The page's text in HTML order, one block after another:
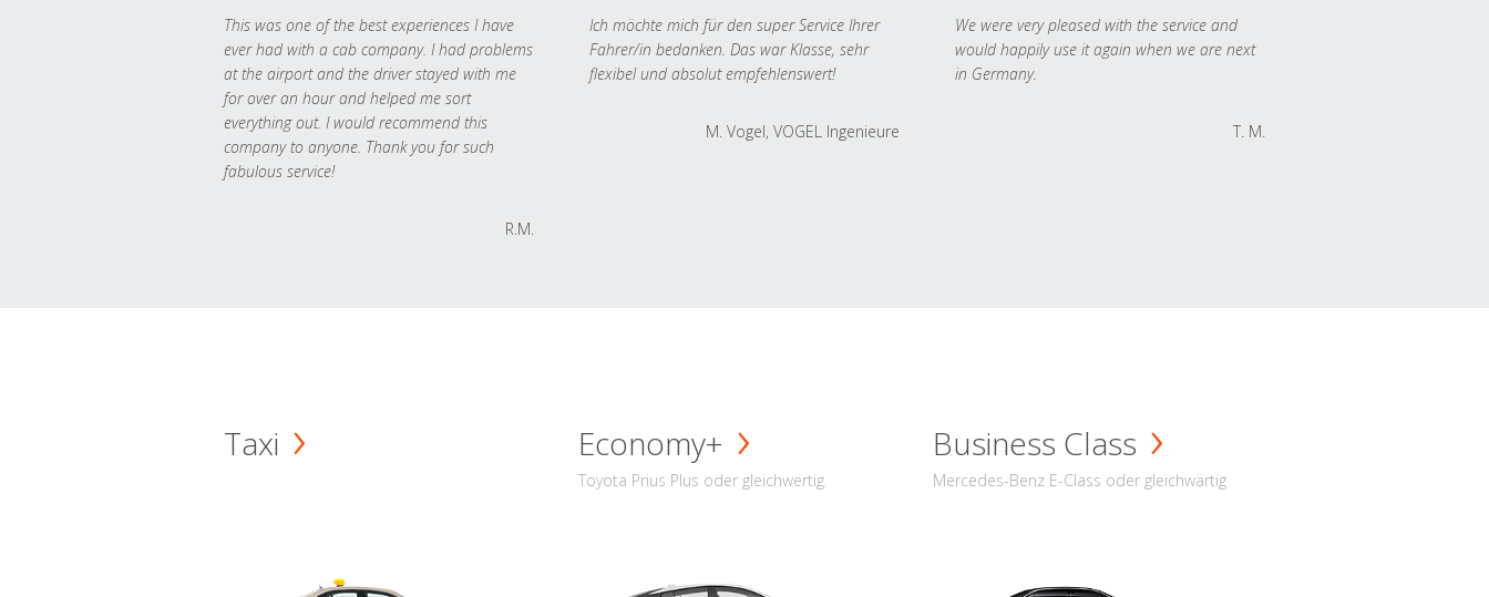
This was one of the best experiences I have
ever had with a cab company. I had problems
at the airport and the driver stayed with me
for over an hour and helped me sort
everything out. I would recommend this
company to anyone. Thank you for such
fabulous service!
R.M.
Ich möchte mich für den super Service Ihrer
Fahrer/in bedanken. Das war Klasse, sehr
flexibel und absolut empfehlenswert!
M. Vogel, VOGEL Ingenieure
We were very pleased with the service and
would happily use it again when we are next
in Germany.
T. M.
Taxi Economy+
Toyota Prius Plus oder gleichwertig
Business Class
Mercedes-Benz E-Class oder gleichwärtig